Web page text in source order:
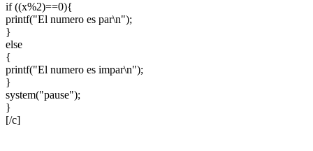
if ((x%2)==0){
printf("El numero es par\n");
}
else
{
printf("El numero es impar\n");
}
system("pause");
}
[/c]